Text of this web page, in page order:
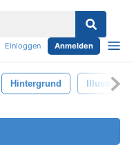
Einloggen Anmelden
Hintergrund Illustration